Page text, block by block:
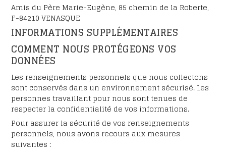
Amis du Père Marie-Eugène, 85 chemin de la Roberte,
F-84210 VENASQUE
INFORMATIONS SUPPLÉMENTAIRES
COMMENT NOUS PROTÉGEONS VOS
DONNÉES
Les renseignements personnels que nous collectons
sont conservés dans un environnement sécurisé. Les
personnes travaillant pour nous sont tenues de
respecter la confidentialité de vos informations.
Pour assurer la sécurité de vos renseignements
personnels, nous avons recours aux mesures
suivantes :